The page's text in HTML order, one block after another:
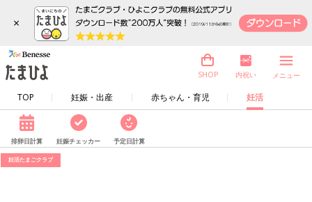
×
TOP 妊娠・出産 赤ちゃん・育児 妊活
SHOP 内祝い メニュー
排卵日計算 妊娠チェッカー 予定日計算
妊活たまごクラブ